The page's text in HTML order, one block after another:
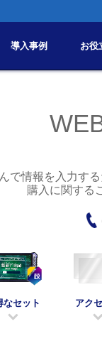
導入事例 お役
で情報を入力す
購入に関する
なセット アク